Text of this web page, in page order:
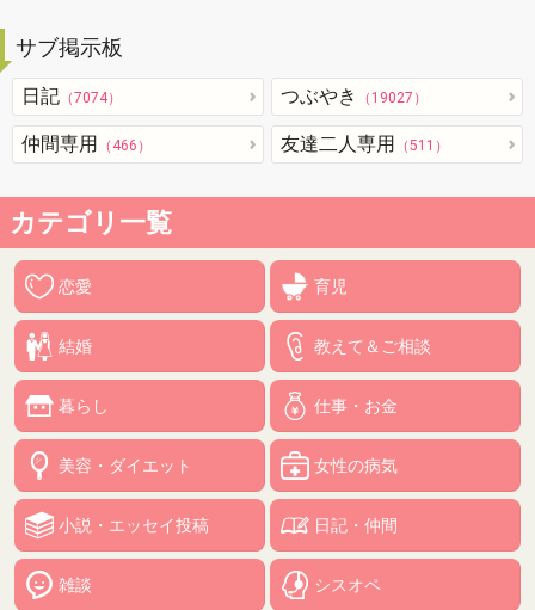
サブ掲示板
日記 （7074） つぶやき （19027）
仲間専用 （466） 友達二人専用 （511）
カテゴリ一覧
恋愛 育児
結婚 教えて＆ご相談
暮らし 仕事・お金
美容・ダイエット 女性の病気
小説・エッセイ投稿 日記・仲間
雑談 シスオペ